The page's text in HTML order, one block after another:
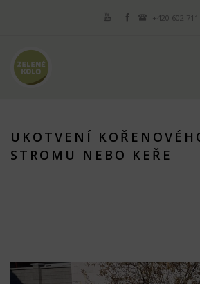
+420 602 711
UKOTVENÍ
STROMU NEBO KEŘE